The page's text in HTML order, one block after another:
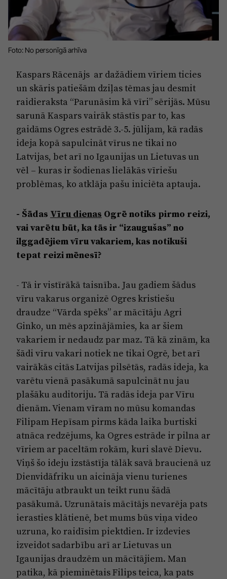
Jūrmala
Par laikrakstu
Privātuma politika
Lietošanas noteikumi
Pārredzamības paziņojumi
Sludinājumi
Foto: No personīgā arhīva
Kaspars Rācenājs ar dažādiem vīriem ticies
un skāris patiešām dziļas tēmas jau desmit
raidieraksta “Parunāsim kā vīri” sērijās. Mūsu
sarunā Kaspars vairāk stāstīs par to, kas
gaidāms Ogres estrādē 3.-5. jūlijam, kā radās
ideja kopā sapulcināt vīrus ne tikai no
Latvijas, bet arī no Igaunijas un Lietuvas un
vēl – kuras ir šodienas lielākās vīriešu
problēmas, ko atklāja pašu iniciēta aptauja.
- Šādas Vīru dienas Ogrē notiks pirmo reizi,
vai varētu būt, ka tās ir “izaugušas” no
ilggadējiem vīru vakariem, kas notikuši
tepat reizi mēnesī?
- Tā ir vistīrākā taisnība. Jau gadiem šādus
vīru vakarus organizē Ogres kristiešu
draudze “Vārda spēks” ar mācītāju Agri
Ginko, un mēs apzinājāmies, ka ar šiem
vakariem ir nedaudz par maz. Tā kā zinām, ka
šādi vīru vakari notiek ne tikai Ogrē, bet arī
vairākās citās Latvijas pilsētās, radās ideja, ka
varētu vienā pasākumā sapulcināt nu jau
plašāku auditoriju. Tā radās ideja par Vīru
dienām. Vienam vīram no mūsu komandas
Filipam Hepīsam pirms kāda laika burtiski
atnāca redzējums, ka Ogres estrāde ir pilna ar
vīriem ar paceltām rokām, kuri slavē Dievu.
Viņš šo ideju izstāstīja tālāk savā braucienā uz
Dienvidāfriku un aicināja vienu turienes
mācītāju atbraukt un teikt runu šādā
pasākumā. Uzrunātais mācītājs nevarēja pats
ierasties klātienē, bet mums būs viņa video
uzruna, ko raidīsim piektdien. Ir izdevies
izveidot sadarbību arī ar Lietuvas un
Igaunijas draudzēm un mācītājiem. Man
patika, kā pieminētais Filips teica, ka pats